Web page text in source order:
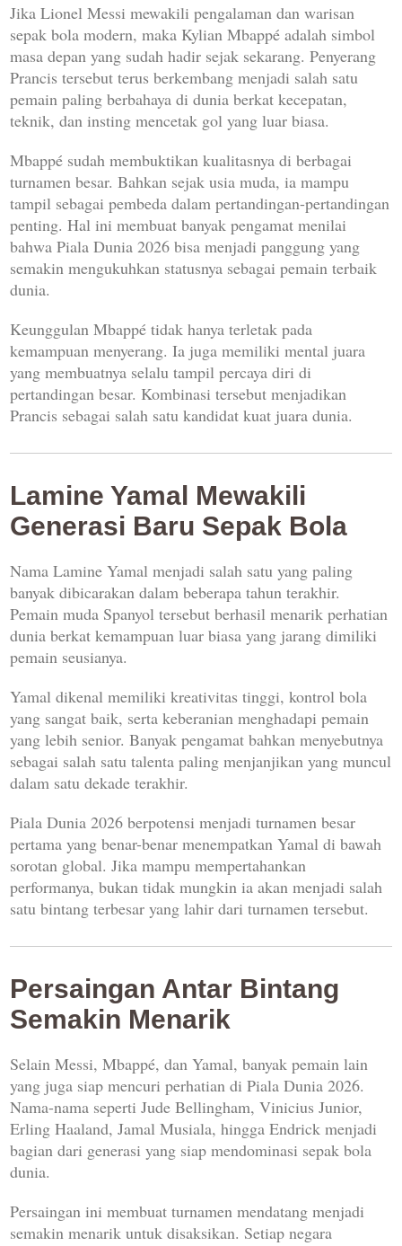
Jika Lionel Messi mewakili pengalaman dan warisan
sepak bola modern, maka Kylian Mbappé adalah simbol
masa depan yang sudah hadir sejak sekarang. Penyerang
Prancis tersebut terus berkembang menjadi salah satu
pemain paling berbahaya di dunia berkat kecepatan,
teknik, dan insting mencetak gol yang luar biasa.
Mbappé sudah membuktikan kualitasnya di berbagai
turnamen besar. Bahkan sejak usia muda, ia mampu
tampil sebagai pembeda dalam pertandingan-pertandingan
penting. Hal ini membuat banyak pengamat menilai
bahwa Piala Dunia 2026 bisa menjadi panggung yang
semakin mengukuhkan statusnya sebagai pemain terbaik
dunia.
Keunggulan Mbappé tidak hanya terletak pada
kemampuan menyerang. Ia juga memiliki mental juara
yang membuatnya selalu tampil percaya diri di
pertandingan besar. Kombinasi tersebut menjadikan
Prancis sebagai salah satu kandidat kuat juara dunia.
Lamine Yamal Mewakili
Generasi Baru Sepak Bola
Nama Lamine Yamal menjadi salah satu yang paling
banyak dibicarakan dalam beberapa tahun terakhir.
Pemain muda Spanyol tersebut berhasil menarik perhatian
dunia berkat kemampuan luar biasa yang jarang dimiliki
pemain seusianya.
Yamal dikenal memiliki kreativitas tinggi, kontrol bola
yang sangat baik, serta keberanian menghadapi pemain
yang lebih senior. Banyak pengamat bahkan menyebutnya
sebagai salah satu talenta paling menjanjikan yang muncul
dalam satu dekade terakhir.
Piala Dunia 2026 berpotensi menjadi turnamen besar
pertama yang benar-benar menempatkan Yamal di bawah
sorotan global. Jika mampu mempertahankan
performanya, bukan tidak mungkin ia akan menjadi salah
satu bintang terbesar yang lahir dari turnamen tersebut.
Persaingan Antar Bintang
Semakin Menarik
Selain Messi, Mbappé, dan Yamal, banyak pemain lain
yang juga siap mencuri perhatian di Piala Dunia 2026.
Nama-nama seperti Jude Bellingham, Vinicius Junior,
Erling Haaland, Jamal Musiala, hingga Endrick menjadi
bagian dari generasi yang siap mendominasi sepak bola
dunia.
Persaingan ini membuat turnamen mendatang menjadi
semakin menarik untuk disaksikan. Setiap negara